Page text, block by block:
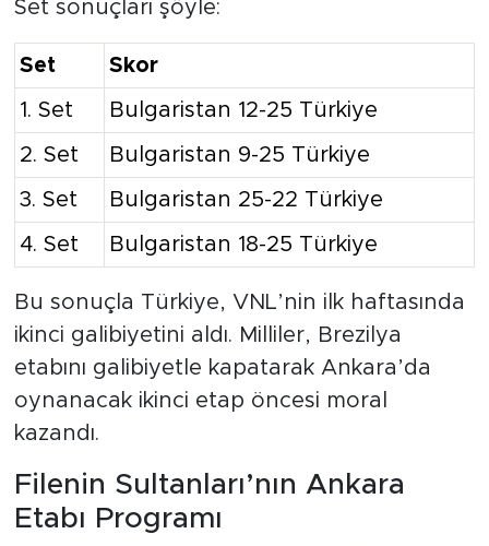
Set sonuçları şöyle:
Set Skor
1. Set Bulgaristan 12-25 Türkiye
2. Set Bulgaristan 9-25 Türkiye
3. Set Bulgaristan 25-22 Türkiye
4. Set Bulgaristan 18-25 Türkiye
Bu sonuçla Türkiye, VNL’nin ilk haftasında
ikinci galibiyetini aldı. Milliler, Brezilya
etabını galibiyetle kapatarak Ankara’da
oynanacak ikinci etap öncesi moral
kazandı.
Filenin Sultanları’nın Ankara
Etabı Programı